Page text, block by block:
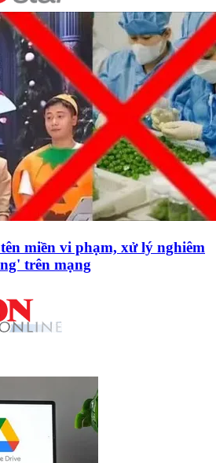
miền vi phạm, xử lý nghiêm
trên mạng